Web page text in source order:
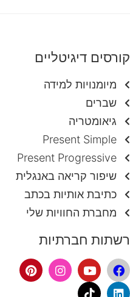
קורסים דיגיטליים
מיומנויות למידה
שברים
גיאומטריה
Present Simple
Present Progressive
שיפור קריאה באנגלית
כתיבת אותיות בכתב
מחברת החוויות שלי
רשתות חברתיות